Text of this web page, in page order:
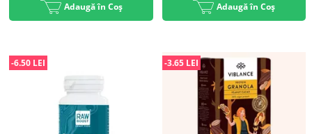
Adaugă în Coș Adaugă în Coș
-6.50 LEI -3.65 LEI